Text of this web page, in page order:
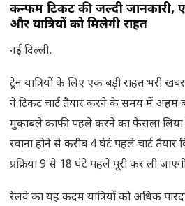
कन्फर्म टिकट की जल्दी जानकारी,
और यात्रियों को मिलेगी राहत
नई दिल्ली,
ट्रेन यात्रियों के लिए एक बड़ी राहत भरी
ने टिकट चार्ट तैयार करने के समय में
मुकाबले काफी पहले करने का फैसला
रवाना होने से करीब 4 घंटे पहले चार्ट
प्रक्रिया 9 से 18 घंटे पहले पूरी कर ली
रेलवे का यह कदम यात्रियों को अधिक